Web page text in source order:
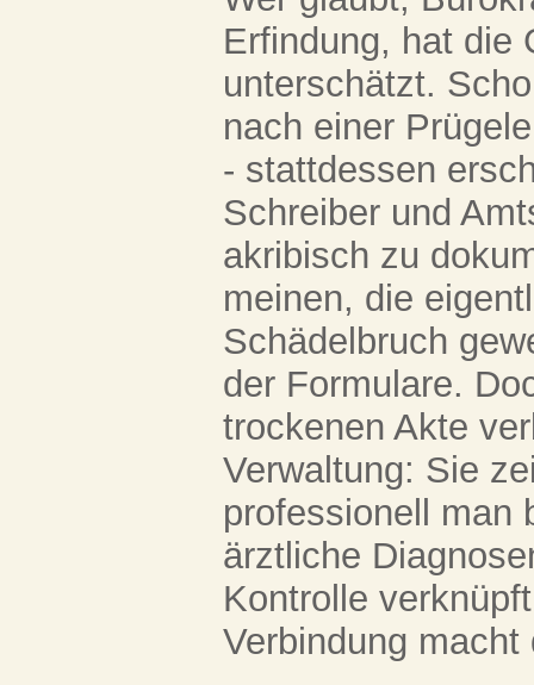
Erfindung, hat die
unterschätzt.
nach einer
- stattdessen
Schreiber und
akribisch zu
meinen, die
Schädelbruch
der Formulare.
trockenen Akte
Verwaltung: Sie
professionell man
ärztliche
Kontrolle
Verbindung